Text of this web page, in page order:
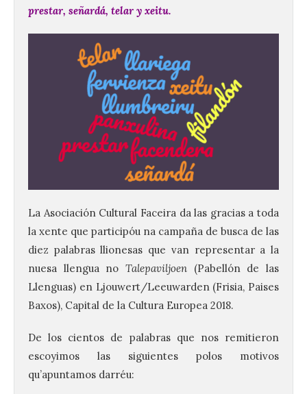
prestar, señardá, telar y xeitu.
La Asociación Cultural Faceira da las gracias a toda
la xente que participóu na campaña de busca de las
diez palabras llionesas que van representar a la
nuesa llengua no Talepaviljoen (Pabellón de las
Llenguas) en Ljouwert/Leeuwarden (Frisia, Paises
Baxos), Capital de la Cultura Europea 2018.
De los cientos de palabras que nos remitieron
escoyimos las siguientes polos motivos
qu’apuntamos darréu: